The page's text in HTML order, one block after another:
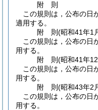
附 則
この規則は，公布の日
適用する。
附 則(昭和41年1
この規則は，公布の日
用する。
附 則(昭和41年
この規則は，公布の日
用する。
附 則(昭和43年2
この規則は，公布の日
用する。